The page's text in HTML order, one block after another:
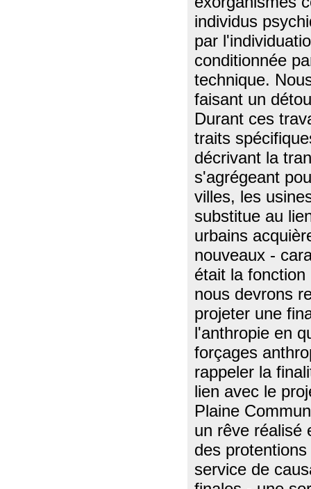
individus
par
conditionnée
technique.
faisant un
Durant ces
traits
décrivant la
s'agrégeant
villes, les
substitue au
urbains
nouveaux -
était la
nous devrons
projeter une
l'anthropie en
forçages
rappeler la
lien avec le
Plaine
un rêve réalisé
des
service de